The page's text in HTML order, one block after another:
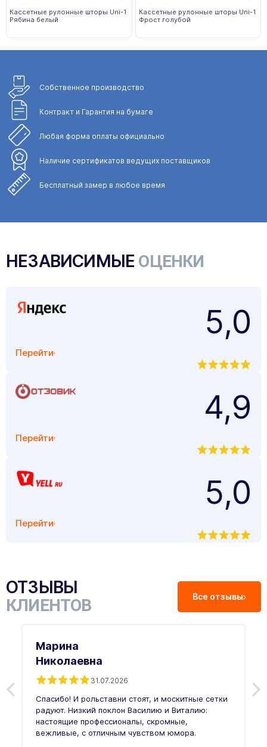
Кассетные рулонные шторы Uni-1
Рябина белый
Кассетные рулонные шторы Uni-1
Фрост голубой
Собственное производство
Контракт и Гарантия на бумаге
Любая форма оплаты официально
Наличие сертификатов ведущих поставщиков
Бесплатный замер в любое время
НЕЗАВИСИМЫЕ ОЦЕНКИ
Перейти
5,0
Перейти
4,9
Перейти
5,0
ОТЗЫВЫ
КЛИЕНТОВ Все отзывы
Марина
Николаевна
31.07.2026
Спасибо! И рольставни стоят, и москитные сетки
радуют. Низкий поклон Василию и Виталию:
настоящие профессионалы, скромные,
вежливые, с отличным чувством юмора.